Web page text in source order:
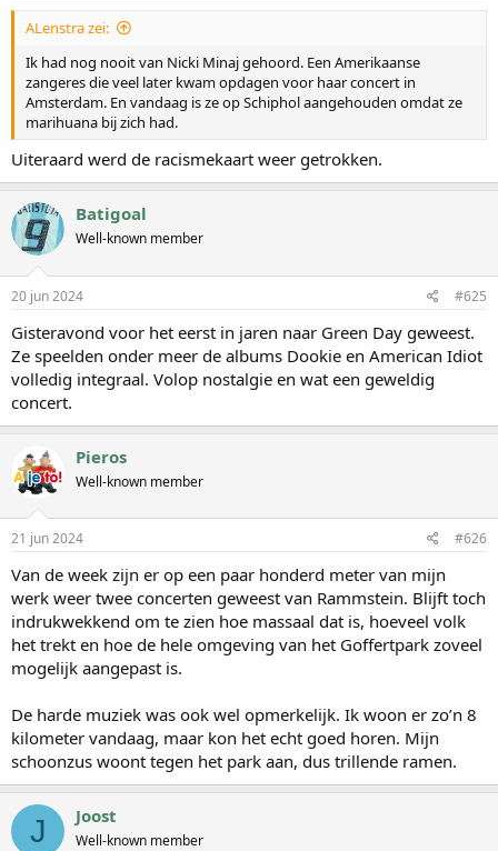
ALenstra zei:
Ik had nog nooit van Nicki Minaj gehoord. Een Amerikaanse
zangeres die veel later kwam opdagen voor haar concert in
Amsterdam. En vandaag is ze op Schiphol aangehouden omdat ze
marihuana bij zich had.
Uiteraard werd de racismekaart weer getrokken.
Batigoal
Well-known member
20 jun 2024 #625
Gisteravond voor het eerst in jaren naar Green Day geweest.
Ze speelden onder meer de albums Dookie en American Idiot
volledig integraal. Volop nostalgie en wat een geweldig
concert.
Pieros
Well-known member
21 jun 2024 #626
Van de week zijn er op een paar honderd meter van mijn
werk weer twee concerten geweest van Rammstein. Blijft toch
indrukwekkend om te zien hoe massaal dat is, hoeveel volk
het trekt en hoe de hele omgeving van het Goffertpark zoveel
mogelijk aangepast is.
De harde muziek was ook wel opmerkelijk. Ik woon er zo’n 8
kilometer vandaag, maar kon het echt goed horen. Mijn
schoonzus woont tegen het park aan, dus trillende ramen.
J Joost
Well-known member